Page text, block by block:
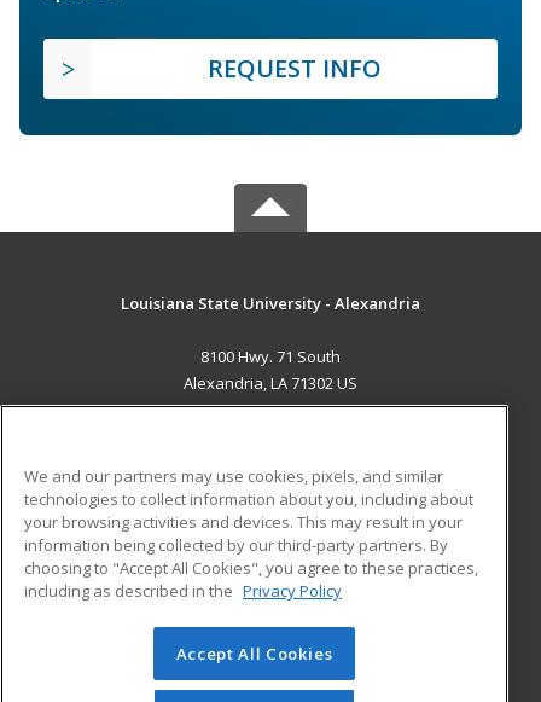
REQUEST INFO
Louisiana State University - Alexandria
8100 Hwy. 71 South
Alexandria, LA 71302 US
ADDITIONAL RESOURCES
Military
Financial Assistance
Help
Student Blog
© 2026 ed2go, a division of Cengage Learning. All rights
reserved. The material on this site cannot be reproduced or
We and our partners may use cookies, pixels, and similar
technologies to collect information about you, including about
your browsing activities and devices. This may result in your
information being collected by our third-party partners. By
choosing to "Accept All Cookies", you agree to these practices,
including as described in the Privacy Policy
Accept All Cookies